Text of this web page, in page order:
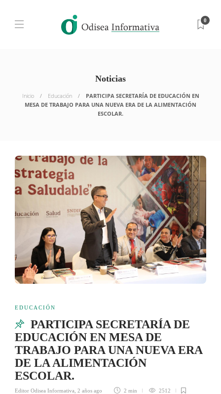
0
Noticias
Inicio Educación
PARTICIPA SECRETARÍA DE EDUCACIÓN EN
MESA DE TRABAJO PARA UNA NUEVA ERA DE LA ALIMENTACIÓN
ESCOLAR.
EDUCACIÓN
PARTICIPA SECRETARÍA DE
EDUCACIÓN EN MESA DE
TRABAJO PARA UNA NUEVA ERA
DE LA ALIMENTACIÓN
ESCOLAR.
Editor Odisea Informativa 2 años ago 2 min 2512